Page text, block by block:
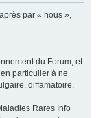
par « nous »,
du Forum, et
particulier à ne
diffamatoire,
Rares Info